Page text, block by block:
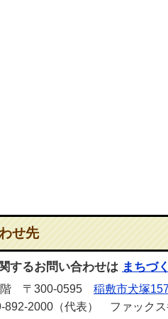
せ先
するお問い合わせは まちづ
〒300-0595 稲敷市犬塚
892-2000（代表） ファック